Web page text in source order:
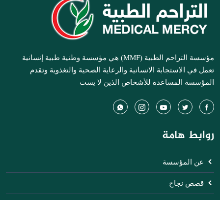
مؤسسة التراحم الطبية (MMF) هي مؤسسة وطنية طبية إنسانية
تعمل في الاستجابة الانسانية والرعاية الصحية والتغذوية وتقدم
المؤسسة المساعدة للأشخاص الذين لا يست
روابط هامة
عن المؤسسة
قصص نجاح